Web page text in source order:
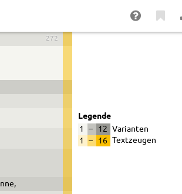
272
Legende
1 – 12
Varianten
1
– 16 Textzeugen